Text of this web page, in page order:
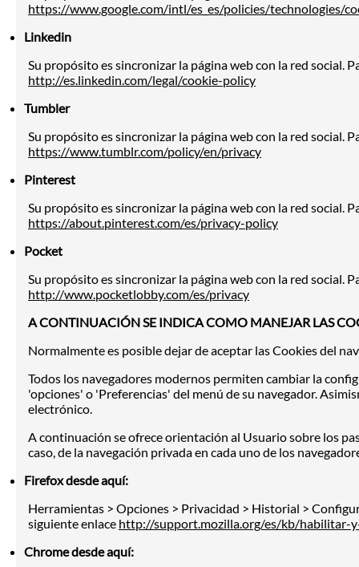
https://www.google.com/intl/es_es/policies/technologies/
Linkedin
Su propósito es sincronizar la página web con la red social.
http://es.linkedin.com/legal/cookie-policy
Tumbler
Su propósito es sincronizar la página web con la red social.
https://www.tumblr.com/policy/en/privacy
Pinterest
Su propósito es sincronizar la página web con la red social.
https://about.pinterest.com/es/privacy-policy
Pocket
Su propósito es sincronizar la página web con la red social.
http://www.pocketlobby.com/es/privacy
A CONTINUACIÓN SE INDICA COMO MANEJAR LAS
Normalmente es posible dejar de aceptar las Cookies del
Todos los navegadores modernos permiten cambiar la
'opciones' o 'Preferencias' del menú de su navegador.
electrónico.
A continuación se ofrece orientación al Usuario sobre los
caso, de la navegación privada en cada uno de los
Firefox desde aquí:
Herramientas > Opciones > Privacidad > Historial >
siguiente enlace http://support.mozilla.org/es/kb/habilitar-
Chrome desde aquí: